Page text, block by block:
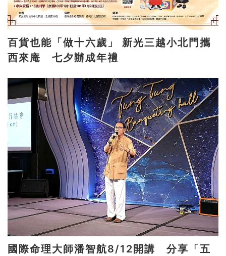
百貨也能「做十六歲」 新光三越小北門攜
西來庵 七夕辦成年禮
國際命理大師潘智航8/12開講 分享「五